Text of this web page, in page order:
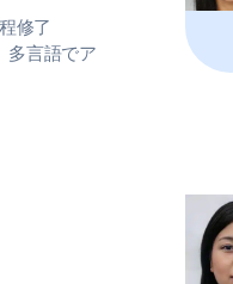
修了
多言語でア